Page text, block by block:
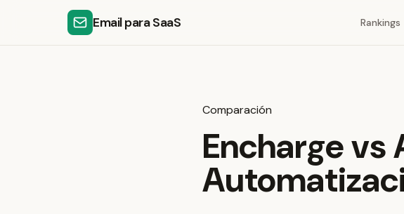
Email para SaaS Rankings
Comparación
Encharge